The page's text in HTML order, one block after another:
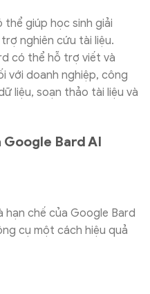
giúp học sinh giải
nghiên cứu tài liệu.
có thể hỗ trợ viết và
với doanh nghiệp, công
liệu, soạn thảo tài liệu và
Google Bard AI
hạn chế của Google Bard
cụ một cách hiệu quả